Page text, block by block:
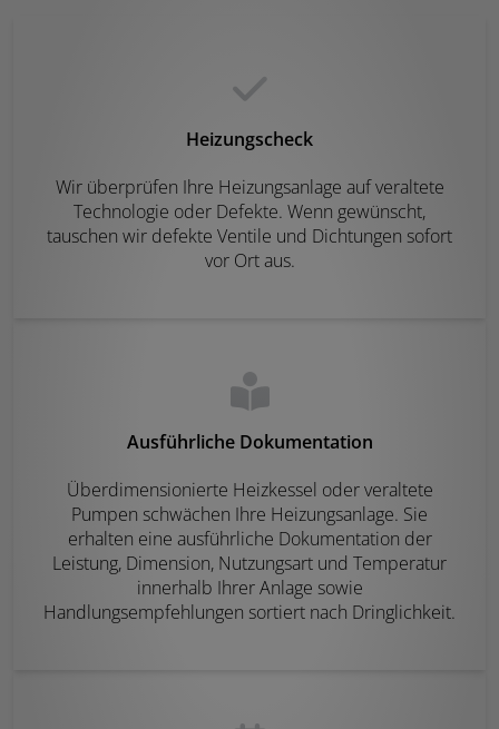
Heizungscheck
Wir überprüfen Ihre Heizungsanlage auf veraltete
Technologie oder Defekte. Wenn gewünscht,
tauschen wir defekte Ventile und Dichtungen sofort
vor Ort aus.
Ausführliche Dokumentation
Überdimensionierte Heizkessel oder veraltete
Pumpen schwächen Ihre Heizungsanlage. Sie
erhalten eine ausführliche Dokumentation der
Leistung, Dimension, Nutzungsart und Temperatur
innerhalb Ihrer Anlage sowie
Handlungsempfehlungen sortiert nach Dringlichkeit.